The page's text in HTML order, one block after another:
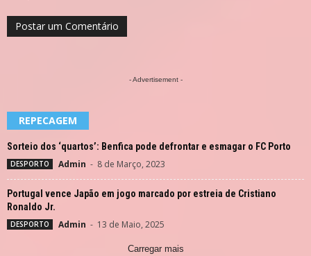
- Advertisement -
REPECAGEM
Sorteio dos ‘quartos’: Benfica pode defrontar e esmagar o FC Porto
DESPORTO Admin - 8 de Março, 2023
Portugal vence Japão em jogo marcado por estreia de Cristiano
Ronaldo Jr.
DESPORTO Admin - 13 de Maio, 2025
Carregar mais